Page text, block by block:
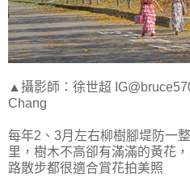
▲攝影師：徐世超
Chang
每年2、3月左右柳樹腳堤防一
里，樹木不高卻有滿滿的黃花
路散步都很適合賞花拍美照